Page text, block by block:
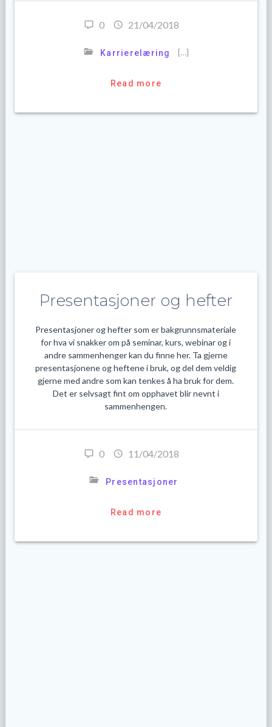
0 21/04/2018
Karrierelæring […]
Read more
Presentasjoner og hefter
Presentasjoner og hefter som er bakgrunnsmateriale
for hva vi snakker om på seminar, kurs, webinar og i
andre sammenhenger kan du finne her. Ta gjerne
presentasjonene og heftene i bruk, og del dem veldig
gjerne med andre som kan tenkes å ha bruk for dem.
Det er selvsagt fint om opphavet blir nevnt i
sammenhengen.
0 11/04/2018
Presentasjoner
Read more